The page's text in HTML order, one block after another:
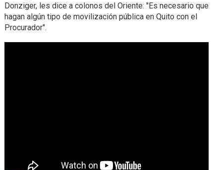
Donziger, les dice a colonos del Oriente: "Es necesario que
hagan algún tipo de movilización pública en Quito con el
Procurador".